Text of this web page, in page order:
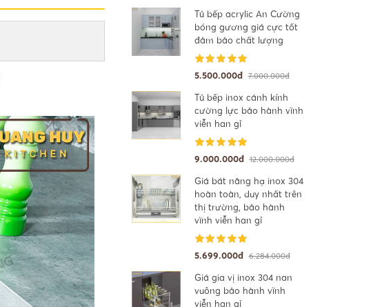
Tủ bếp acrylic An Cường
bóng gương giá cực tốt
đảm bảo chất lượng
5.500.000đ 7.000.000đ
Tủ bếp inox cánh kính
cường lực bảo hành vĩnh
viễn han gỉ
9.000.000đ 12.000.000đ
Giá bát nâng hạ inox 304
hoàn toàn, duy nhất trên
thị trường, bảo hành
vĩnh viễn han gỉ
5.699.000đ 6.284.000đ
Giá gia vị inox 304 nan
vuông bảo hành vĩnh
viễn han gỉ